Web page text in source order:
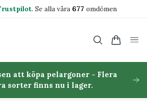
. Se alla våra 677 omdömen
att köpa pelargoner - Flera
sorter finns nu i lager.